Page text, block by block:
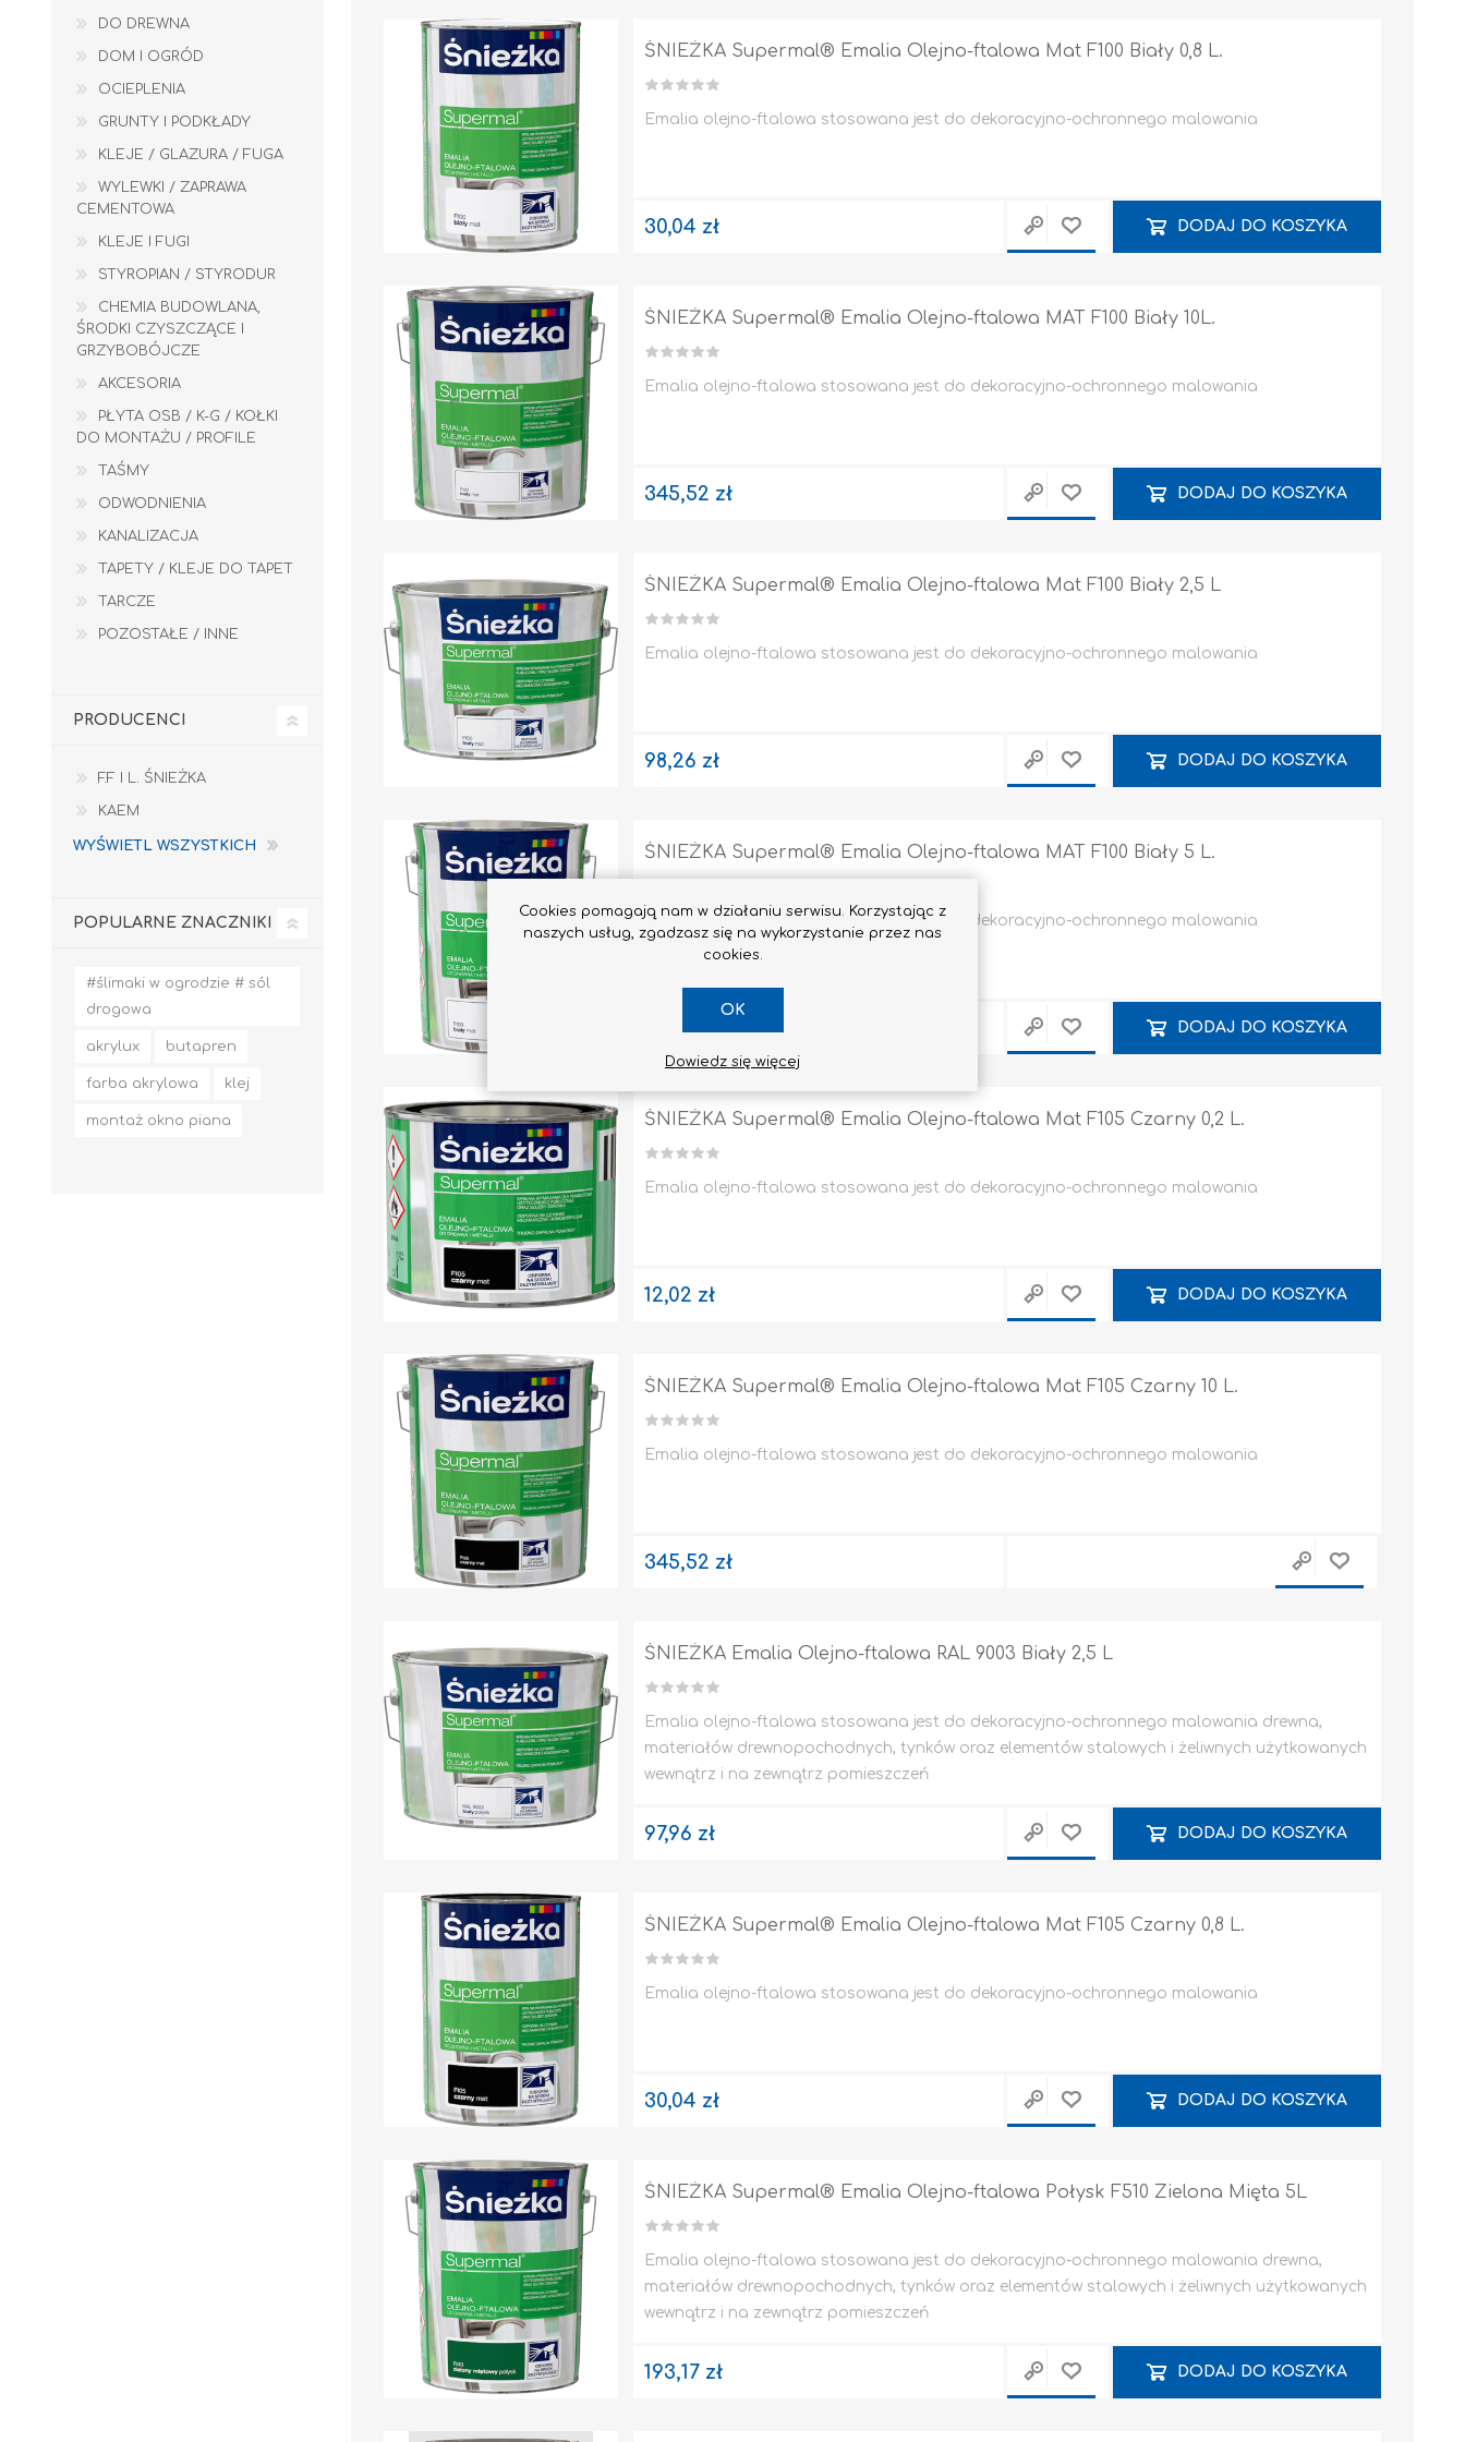
Kleje do płytek Narzędzia ręczne
TAŚMY ODWODNIENIA KANALIZACJA TAPETY / KLEJE DO TAPET TARCZE
ŚNIEŻKA Supermal® Emalia Olejno-ftalowa Mat F100 Biały 0,8 L.
Emalia olejno-ftalowa stosowana jest do dekoracyjno-ochronnego malowania
30,04 zł DODAJ DO KOSZYKA
ŚNIEŻKA Supermal® Emalia Olejno-ftalowa MAT F100 Biały 10L.
Emalia olejno-ftalowa stosowana jest do dekoracyjno-ochronnego malowania
345,52 zł DODAJ DO KOSZYKA
ŚNIEŻKA Supermal® Emalia Olejno-ftalowa Mat F100 Biały 2,5 L
Emalia olejno-ftalowa stosowana jest do dekoracyjno-ochronnego malowania
98,26 zł DODAJ DO KOSZYKA
ŚNIEŻKA Supermal® Emalia Olejno-ftalowa MAT F100 Biały 5 L.
Emalia olejno-ftalowa stosowana jest do dekoracyjno-ochronnego malowania
167,23 zł DODAJ DO KOSZYKA
ŚNIEŻKA Supermal® Emalia Olejno-ftalowa Mat F105 Czarny 0,2 L.
Emalia olejno-ftalowa stosowana jest do dekoracyjno-ochronnego malowania
12,02 zł DODAJ DO KOSZYKA
ŚNIEŻKA Supermal® Emalia Olejno-ftalowa Mat F105 Czarny 10 L.
Emalia olejno-ftalowa stosowana jest do dekoracyjno-ochronnego malowania
345,52 zł
ŚNIEŻKA Emalia Olejno-ftalowa RAL 9003 Biały 2,5 L
Emalia olejno-ftalowa stosowana jest do dekoracyjno-ochronnego malowania drewna,
materiałów drewnopochodnych, tynków oraz elementów stalowych i żeliwnych użytkowanych
wewnątrz i na zewnątrz pomieszczeń
97,96 zł DODAJ DO KOSZYKA
ŚNIEŻKA Supermal® Emalia Olejno-ftalowa Mat F105 Czarny 0,8 L.
Emalia olejno-ftalowa stosowana jest do dekoracyjno-ochronnego malowania
30,04 zł DODAJ DO KOSZYKA
ŚNIEŻKA Supermal® Emalia Olejno-ftalowa Połysk F510 Zielona Mięta 5L
Emalia olejno-ftalowa stosowana jest do dekoracyjno-ochronnego malowania drewna,
materiałów drewnopochodnych, tynków oraz elementów stalowych i żeliwnych użytkowanych
wewnątrz i na zewnątrz pomieszczeń
193,17 zł DODAJ DO KOSZYKA
DO DREWNA
DOM I OGRÓD
OCIEPLENIA
GRUNTY I PODKŁADY
KLEJE / GLAZURA / FUGA
WYLEWKI / ZAPRAWA
CEMENTOWA
KLEJE I FUGI
STYROPIAN / STYRODUR
CHEMIA BUDOWLANA,
ŚRODKI CZYSZCZĄCE I
GRZYBOBÓJCZE
AKCESORIA
PŁYTA OSB / K-G / KOŁKI
DO MONTAŻU / PROFILE
TAŚMY
ODWODNIENIA
KANALIZACJA
TAPETY / KLEJE DO TAPET
TARCZE
POZOSTAŁE / INNE
PRODUCENCI
F.F I L. ŚNIEŻKA
KAEM
WYŚWIETL WSZYSTKICH
POPULARNE ZNACZNIKI
#ślimaki w ogrodzie # sól
drogowa
akrylux butapren
farba akrylowa klej
montaż okno piana
Cookies pomagają nam w działaniu serwisu. Korzystając z
naszych usług, zgadzasz się na wykorzystanie przez nas
cookies.
OK
Dowiedz się więcej